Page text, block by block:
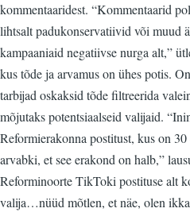
kommentaaridest. “Kommentaarid
lihtsalt padukonservatiivid või muud
kampaaniaid negatiivse nurga alt,”
kus tõde ja arvamus on ühes potis.
tarbijad oskaksid tõde filtreerida
mõjutaks potentsiaalseid valijaid.
Reformierakonna postitust, kus on
arvabki, et see erakond on halb,”
Reforminoorte TikToki postituse alt
valija…nüüd mõtlen, et näe, olen